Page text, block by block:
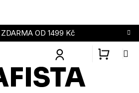
OD 1499 Kč